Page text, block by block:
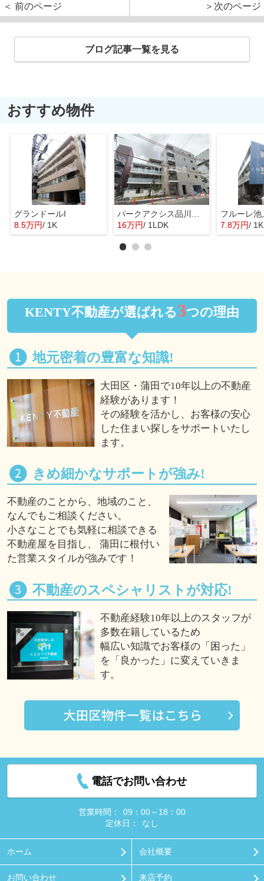
＜ 前のページ
＞次のページ
ブログ記事一覧を見る
おすすめ物件
グランドールI
8.5万円/ 1K
パークアクシス品川シーサイド
16万円/ 1LDK
フルーレ池
7.8万円/ 1K
KENTY不動産が選ばれる3つの理由
地元密着の豊富な知識!
大田区・蒲田で10年以上の不動産
経験があります！
その経験を活かし、お客様の安心
した住まい探しをサポートいたし
ます。
きめ細かなサポートが強み!
不動産のことから、地域のこと、
なんでもご相談ください。
小さなことでも気軽に相談できる
不動産屋を目指し、 蒲田に根付い
た営業スタイルが強みです！
不動産のスペシャリストが対応!
不動産経験10年以上のスタッフが
多数在籍しているため
幅広い知識でお客様の「困った」
を「良かった」に変えていきま
す。
電話でお問い合わせ
営業時間：
09：00～18：00
定休日：
なし
ホーム 会社概要
お問い合わせ 来店予約